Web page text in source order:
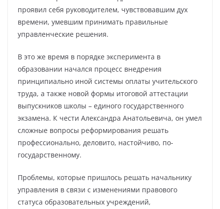
проявил себя руководителем, чувствовавшим дух
времени, умевшим принимать правильные
управленческие решения.
В это же время в порядке эксперимента в
образовании начался процесс внедрения
принципиально иной системы оплаты учительского
труда, а также новой формы итоговой аттестации
выпускников школы – единого государственного
экзамена. К чести Александра Анатольевича, он умел
сложные вопросы реформирования решать
профессионально, деловито, настойчиво, по-
государственному.
Проблемы, которые пришлось решать начальнику
управления в связи с изменениями правового
статуса образовательных учреждений,